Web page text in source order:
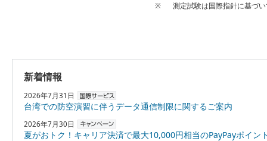
※ 測定試験は国際指針に基づ
新着情報
2026年7月31日
台湾での防空演習に伴うデータ通信制限に関するご案内
2026年7月30日
夏がおトク！キャリア決済で最大10,000円相当のPayPayポイントプレゼント